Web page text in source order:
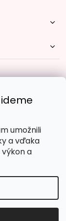
umožnili
a vďaka
výkon a
Všetky práva